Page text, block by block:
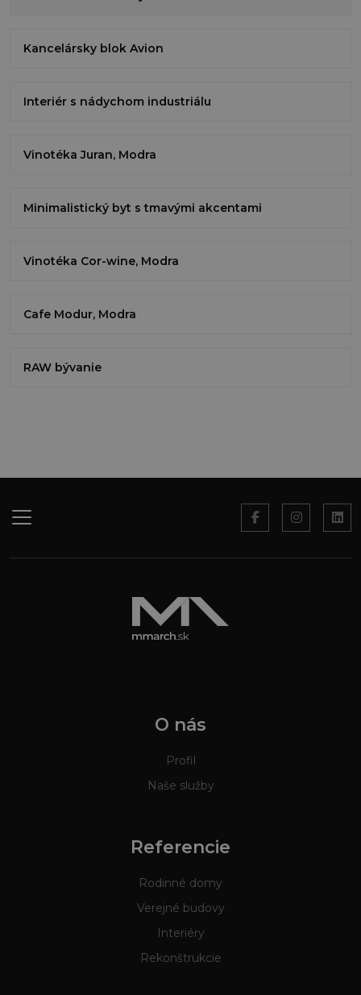
Kancelársky blok Avion
Interiér s nádychom industriálu
Vinotéka Juran, Modra
Minimalistický byt s tmavými akcentami
Vinotéka Cor-wine, Modra
Cafe Modur, Modra
RAW bývanie
O nás
Profil
Naše služby
Referencie
Rodinné domy
Verejné budovy
Interiéry
Rekonštrukcie